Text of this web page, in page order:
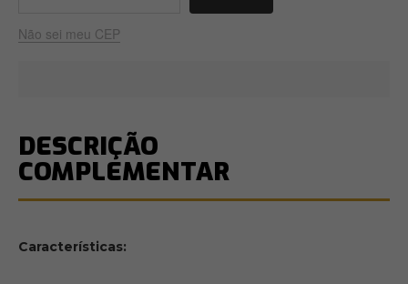
Não sei meu CEP
DESCRIÇÃO
COMPLEMENTAR
Características: